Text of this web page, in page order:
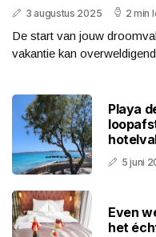
3 augustus 2025 2 min
De start van jouw
vakantie kan
Playa
5 juni
Even
het